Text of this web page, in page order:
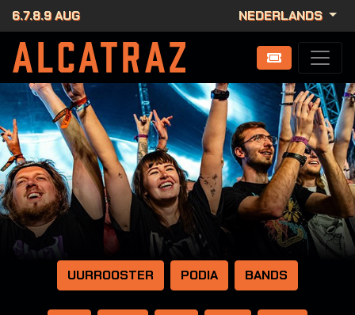
6.7.8.9 AUG NEDERLANDS
UURROOSTER PODIA BANDS